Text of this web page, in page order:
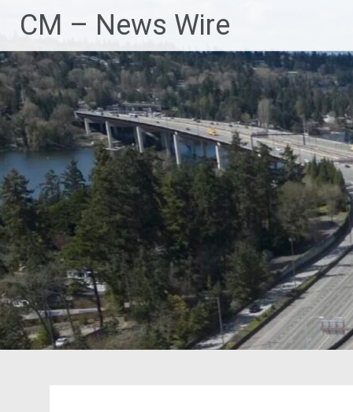
Inhalt
springen
CM – News Wire